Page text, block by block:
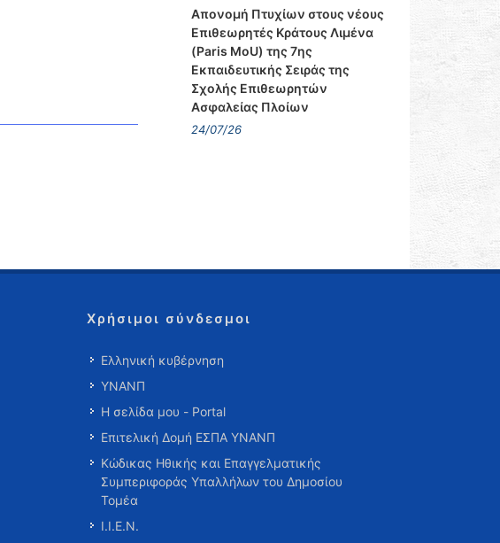
Απονομή Πτυχίων στους νέους
Επιθεωρητές Κράτους Λιμένα
(Paris MoU) της 7ης
Εκπαιδευτικής Σειράς της
Σχολής Επιθεωρητών
Ασφαλείας Πλοίων
24/07/26
Χρήσιμοι σύνδεσμοι
Ελληνική κυβέρνηση
ΥΝΑΝΠ
Η σελίδα μου - Portal
Επιτελική Δομή ΕΣΠΑ ΥΝΑΝΠ
Κώδικας Ηθικής και Επαγγελματικής
Συμπεριφοράς Υπαλλήλων του Δημοσίου
Τομέα
Ι.Ι.Ε.Ν.